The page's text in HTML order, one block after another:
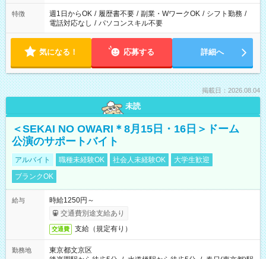
特徴 週1日からOK / 履歴書不要 / 副業・WワークOK / シフト勤務 /
電話対応なし / パソコンスキル不要
気になる！ 応募する 詳細へ
掲載日：2026.08.04
未読
＜SEKAI NO OWARI＊8月15日・16日＞ドーム
公演のサポートバイト
アルバイト 職種未経験OK 社会人未経験OK
大学生歓迎
ブランクOK
給与
時給1250円～
交通費別途支給あり
交通費 支給（規定有り）
勤務地
東京都文京区